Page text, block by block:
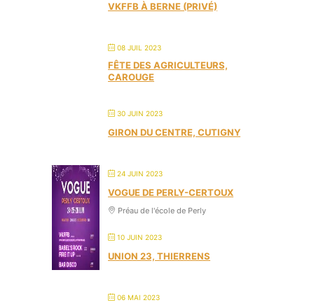
VKFFB À BERNE (PRIVÉ)
08 JUIL 2023
FÊTE DES AGRICULTEURS,
CAROUGE
30 JUIN 2023
GIRON DU CENTRE, CUTIGNY
24 JUIN 2023
VOGUE DE PERLY-CERTOUX
Préau de l'école de Perly
10 JUIN 2023
UNION 23, THIERRENS
06 MAI 2023